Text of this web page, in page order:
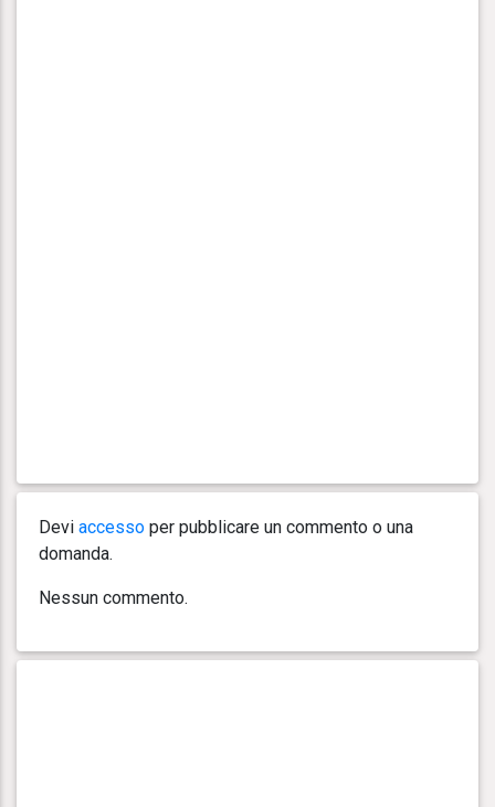
Devi accesso per pubblicare un commento o una
domanda.
Nessun commento.